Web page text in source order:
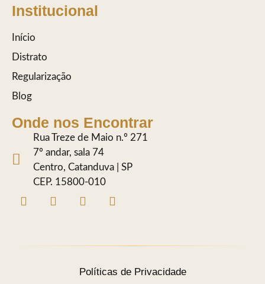
Institucional
Início
Distrato
Regularização
Blog
Onde nos Encontrar
Rua Treze de Maio n.º 271
7º andar, sala 74
Centro, Catanduva | SP
CEP. 15800-010
Políticas de Privacidade